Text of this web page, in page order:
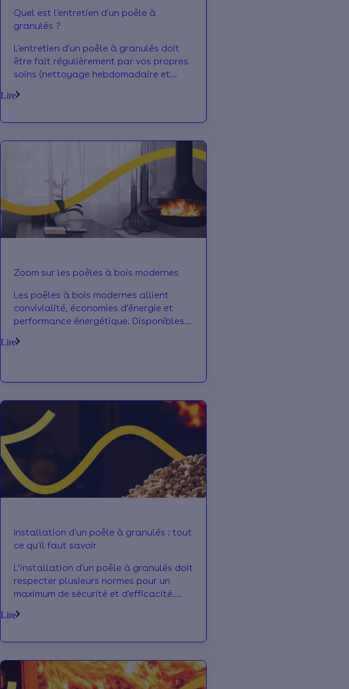
Quel est l'entretien d'un poêle à
granulés ?
L'entretien d'un poêle à granulés doit
être fait régulièrement par vos propres
soins (nettoyage hebdomadaire et
faire un entretien annuel par un
Lire
Zoom sur les poêles à bois modernes
Les poêles à bois modernes allient
convivialité, économies d’énergie et
performance énergétique. Disponibles
technologies, ils peuvent répondre à
Lire
Installation d'un poêle à granulés : tout
ce qu'il faut savoir
L’installation d'un poêle à granulés doit
respecter plusieurs normes pour un
maximum de sécurité et d'efficacité.
les prix !
Lire